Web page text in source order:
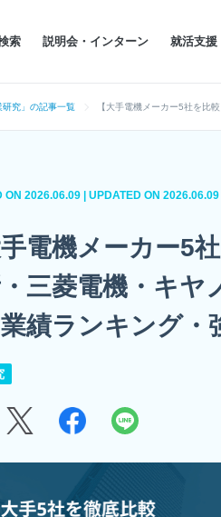
索 説明会・インターン 就活支援
研究」の記事一覧 【大手電機メーカー5社を比
ON 2026.06.09 | UPDATED ON 2026.06.09
手電機メーカー5
三菱電機・キヤ
績ランキング・